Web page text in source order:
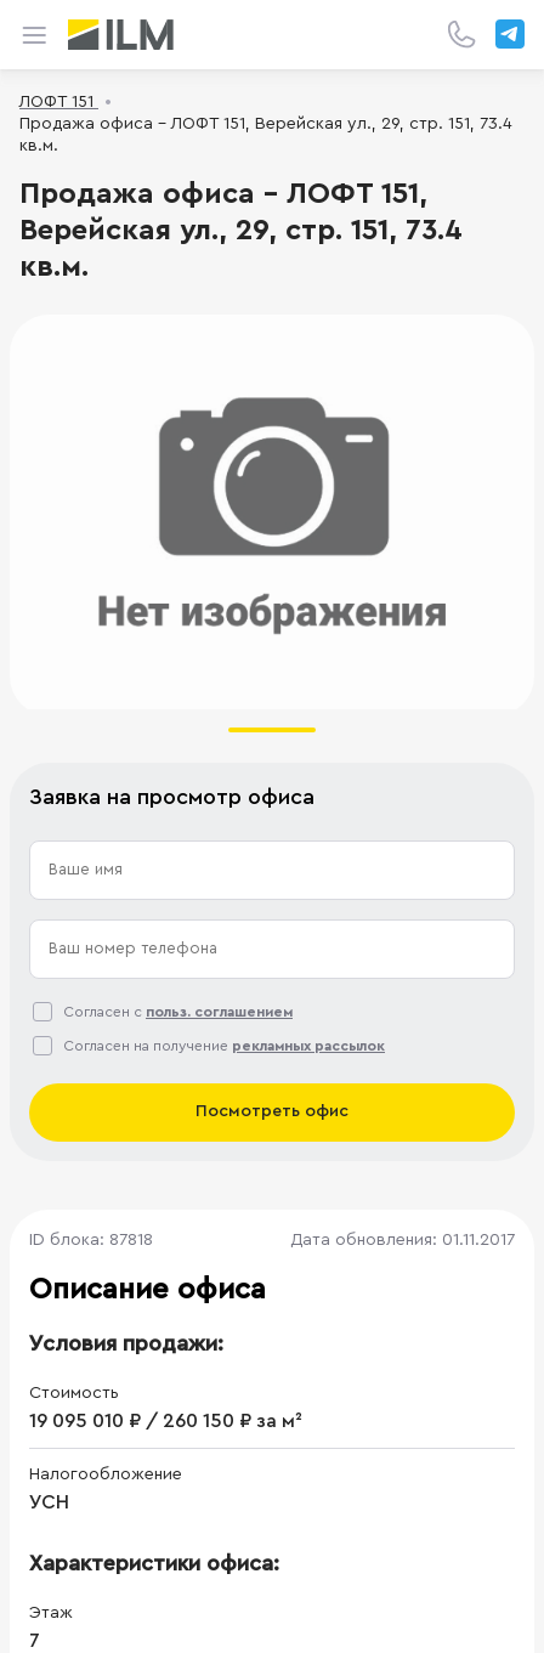
ЛОФТ 151
Продажа офиса - ЛОФТ 151, Верейская ул., 29, стр. 151, 73.4
кв.м.
Продажа офиса - ЛОФТ 151,
Верейская ул., 29, стр. 151, 73.4
кв.м.
Заявка на просмотр офиса
Согласен с польз. соглашением
Согласен на получение рекламных рассылок
Посмотреть офис
ID блока: 87818 Дата обновления: 01.11.2017
Описание офиса
Условия продажи:
Стоимость
19 095 010 ₽ / 260 150 ₽ за м²
Налогообложение
УСН
Характеристики офиса:
Этаж
7